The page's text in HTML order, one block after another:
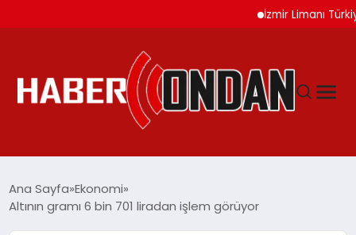
İzmir Limanı Türkiye
Ana Sayfa Ekonomi
Altının gramı 6 bin 701 liradan işlem görüyor